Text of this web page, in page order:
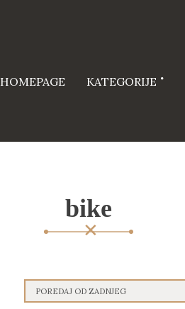
HOMEPAGE KATEGORIJE
bike